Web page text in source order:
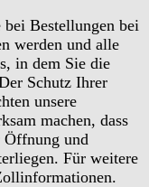
bei Bestellungen bei
werden und alle
in dem Sie die
Schutz Ihrer
unsere
machen, dass
Öffnung und
Für weitere